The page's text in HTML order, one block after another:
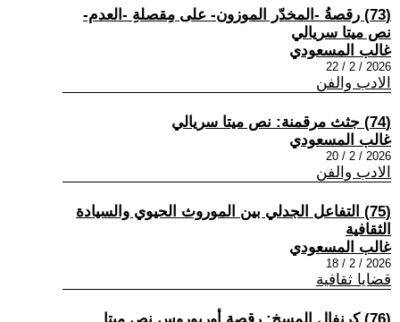
(73) رقصةُ -المخدّر الموزون- على مِقصلةِ -العدم-
نص ميتا سريالي
غالب المسعودي
2026 / 2 / 22
الادب والفن
(74) جثث مرقمنة: نص ميتا سريالي
غالب المسعودي
2026 / 2 / 20
الادب والفن
(75) التفاعل الجدلي بين الموروث الحيوي والسيادة
الثقافية
غالب المسعودي
2026 / 2 / 18
قضايا ثقافية